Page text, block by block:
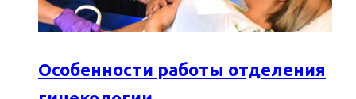
Особенности работы отделения